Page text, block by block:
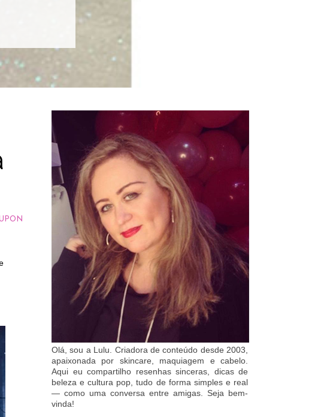
Olá, sou a Lulu. Criadora de conteúdo desde 2003,
apaixonada por skincare, maquiagem e cabelo.
Aqui eu compartilho resenhas sinceras, dicas de
beleza e cultura pop, tudo de forma simples e real
— como uma conversa entre amigas. Seja bem-
vinda!